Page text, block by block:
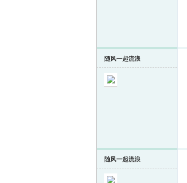
随风一起流浪
随风一起流浪